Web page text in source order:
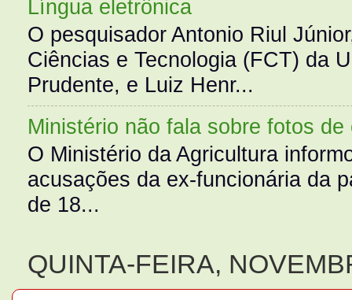
Língua eletrônica
O pesquisador Antonio Riul
Ciências e Tecnologia (FCT) da
Prudente, e Luiz Henr...
Ministério não fala sobre fotos de
O Ministério da Agricultura
acusações da ex-funcionária da
de 18...
QUINTA-FEIRA,